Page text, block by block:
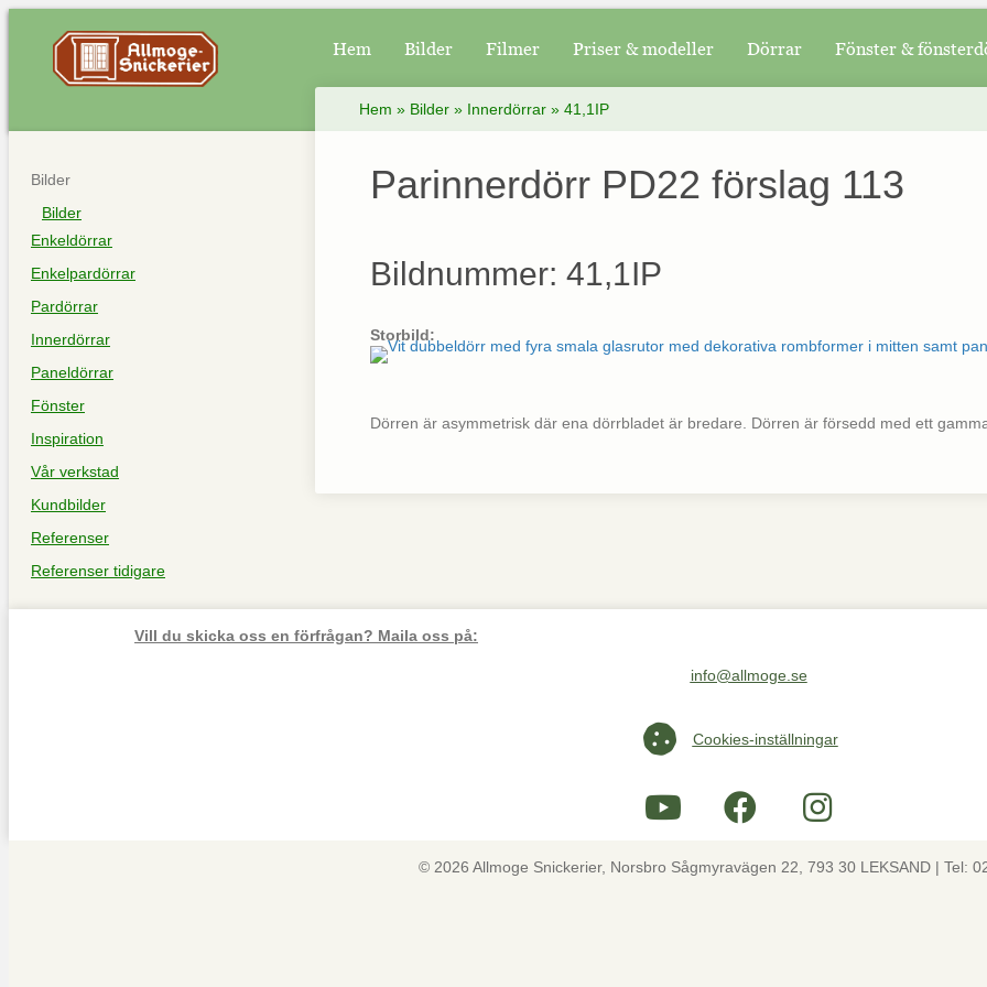
Hem Bilder Filmer Priser & modeller Dörrar Fönster &
Bilder
Bilder
Enkeldörrar
Enkelpardörrar
Pardörrar
Innerdörrar
Paneldörrar
Fönster
Inspiration
Vår verkstad
Kundbilder
Referenser
Referenser tidigare
Hem » Bilder» Innerdörrar» 41,1IP
Parinnerdörr PD22 förslag 113
Bildnummer: 41,1IP
Storbild:
Dörren är asymmetrisk där ena dörrbladet är bredare. Dörren är försedd med ett
Vill du skicka oss en förfrågan? Maila oss på:
Maila oss på info@allmoge.se
info@allmoge.se
Cookies-inställningar
Cookies-inställningar
© 2026 Allmoge Snickerier, Norsbro Sågmyravägen 22, 793 30 LEKSAND | Tel: